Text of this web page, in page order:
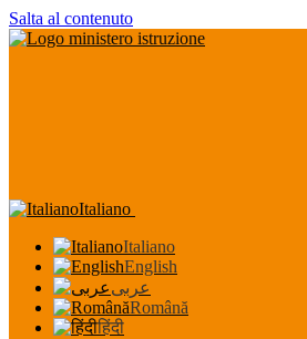
Salta al contenuto
Italiano
Italiano
English
عربى
Română
हिंदी